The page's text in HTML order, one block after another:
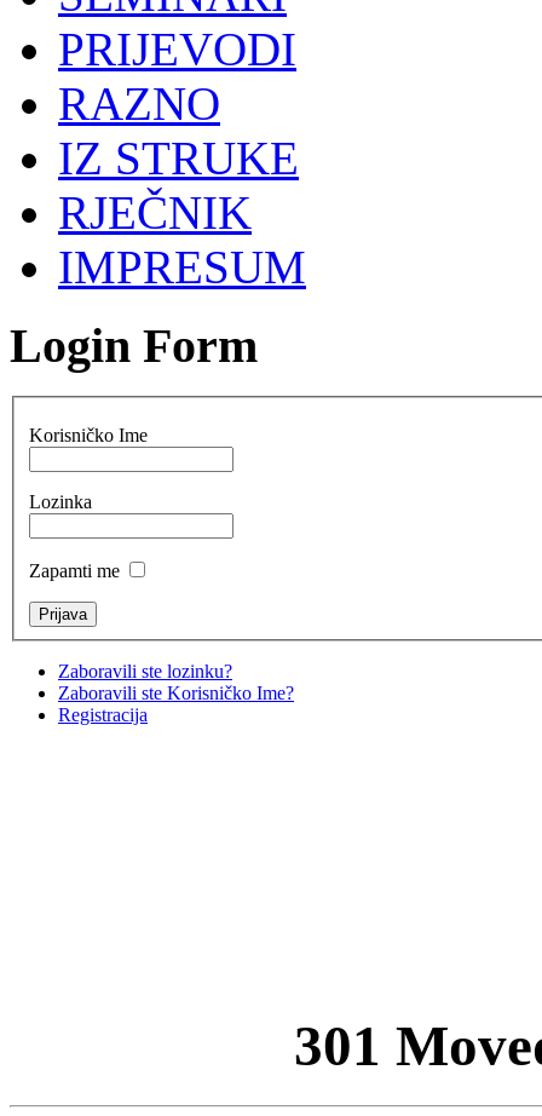
PRIJEVODI
RAZNO
IZ STRUKE
RJEČNIK
IMPRESUM
Login Form
Korisničko Ime
Lozinka
Zapamti me
Zaboravili ste lozinku?
Zaboravili ste Korisničko Ime?
Registracija
301